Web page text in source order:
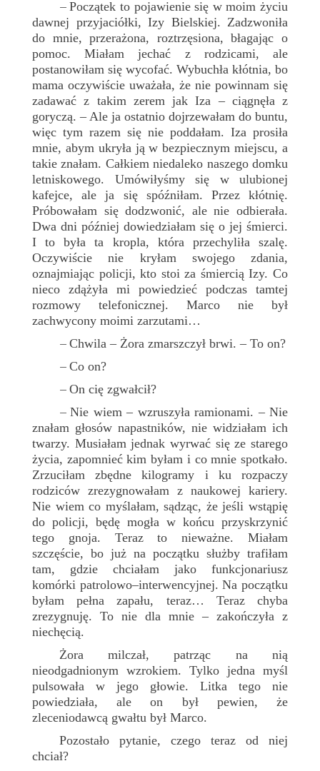
–Początek to pojawienie się w moim życiu
dawnej przyjaciółki, Izy Bielskiej. Zadzwoniła
do mnie, przerażona, roztrzęsiona, błagając o
pomoc. Miałam jechać z rodzicami, ale
postanowiłam się wycofać. Wybuchła kłótnia, bo
mama oczywiście uważała, że nie powinnam się
zadawać z takim zerem jak Iza – ciągnęła z
goryczą. – Ale ja ostatnio dojrzewałam do buntu,
więc tym razem się nie poddałam. Iza prosiła
mnie, abym ukryła ją w bezpiecznym miejscu, a
takie znałam. Całkiem niedaleko naszego domku
letniskowego. Umówiłyśmy się w ulubionej
kafejce, ale ja się spóźniłam. Przez kłótnię.
Próbowałam się dodzwonić, ale nie odbierała.
Dwa dni później dowiedziałam się o jej śmierci.
I to była ta kropla, która przechyliła szalę.
Oczywiście nie kryłam swojego zdania,
oznajmiając policji, kto stoi za śmiercią Izy. Co
nieco zdążyła mi powiedzieć podczas tamtej
rozmowy telefonicznej. Marco nie był
zachwycony moimi zarzutami…
– Chwila – Żora zmarszczył brwi. – To on?
– Co on?
– On cię zgwałcił?
–Nie wiem – wzruszyła ramionami. – Nie
znałam głosów napastników, nie widziałam ich
twarzy. Musiałam jednak wyrwać się ze starego
życia, zapomnieć kim byłam i co mnie spotkało.
Zrzuciłam zbędne kilogramy i ku rozpaczy
rodziców zrezygnowałam z naukowej kariery.
Nie wiem co myślałam, sądząc, że jeśli wstąpię
do policji, będę mogła w końcu przyskrzynić
tego gnoja. Teraz to nieważne. Miałam
szczęście, bo już na początku służby trafiłam
tam, gdzie chciałam jako funkcjonariusz
komórki patrolowo–interwencyjnej. Na początku
byłam pełna zapału, teraz… Teraz chyba
zrezygnuję. To nie dla mnie – zakończyła z
niechęcią.
Żora milczał, patrząc na nią
nieodgadnionym wzrokiem. Tylko jedna myśl
pulsowała w jego głowie. Litka tego nie
powiedziała, ale on był pewien, że
zleceniodawcą gwałtu był Marco.
Pozostało pytanie, czego teraz od niej
chciał?